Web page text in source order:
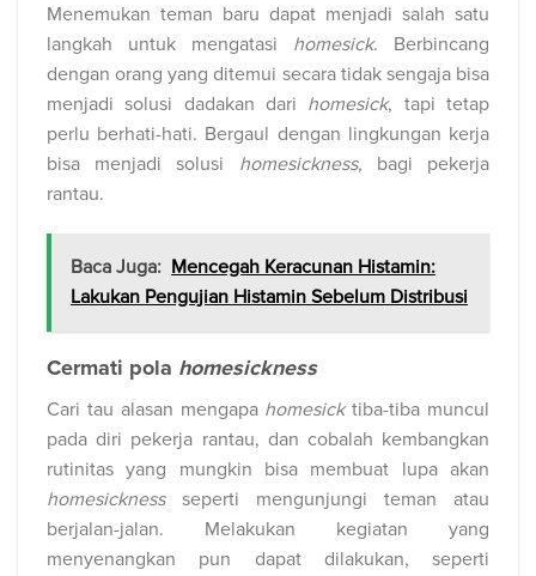
Menemukan teman baru dapat menjadi salah satu
langkah untuk mengatasi homesick. Berbincang
dengan orang yang ditemui secara tidak sengaja bisa
menjadi solusi dadakan dari homesick, tapi tetap
perlu berhati-hati. Bergaul dengan lingkungan kerja
bisa menjadi solusi homesickness, bagi pekerja
rantau.
Baca Juga: Mencegah Keracunan Histamin:
Lakukan Pengujian Histamin Sebelum Distribusi
Cermati pola homesickness
Cari tau alasan mengapa homesicktiba-tiba muncul
pada diri pekerja rantau, dan cobalah kembangkan
rutinitas yang mungkin bisa membuat lupa akan
homesicknessseperti mengunjungi teman atau
berjalan-jalan. Melakukan kegiatan yang
menyenangkan pun dapat dilakukan, seperti